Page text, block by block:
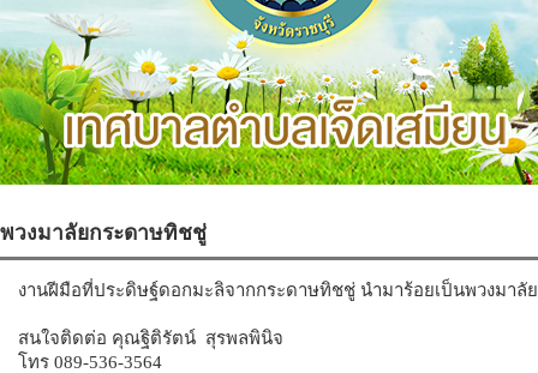
พวงมาลัยกระดาษทิชชู่
งานฝีมือที่ประดิษฐ์ดอกมะลิจากกระดาษทิชชู่ นำมาร้อยเป็นพวงมาลั
สนใจติดต่อ คุณฐิติรัตน์ สุรพลพินิจ
โทร 089-536-3564